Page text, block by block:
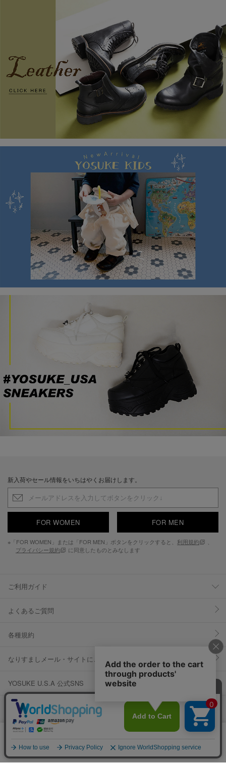
新入荷やセール情報をいちはやくお届けします。
FOR WOMEN FOR MEN
※「FOR WOMEN」または「FOR MEN」ボタンをクリックすると、 利用規約
プライバシー規約
に同意したものとみなします
ご利用ガイド
よくあるご質問
各種規約
なりすましメール・サイトにご注意ください
YOSUKE U.S.A 公式SNS
© IDO CORPORATION Co.,Ltd. Inc.
プライバシー規約 」をご覧ください。